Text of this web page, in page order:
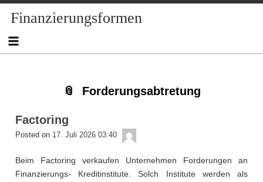
to
to
to
to
to
to
to
to
Finanzierungsformen
Forderungsabtretung
Factoring
Posted on 17. Juli 2026 03:40
Beim Factoring verkaufen Unternehmen Forderungen an
Finanzierungs- Kreditinstitute. Solch Institute werden als